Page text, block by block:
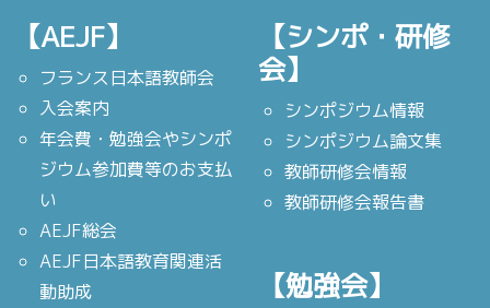
【AEJF】
フランス日本語教師会
入会案内
年会費・勉強会やシンポ
ジウム参加費等のお支払
い
AEJF総会
AEJF日本語教育関連活
動助成
【シンポ・研修
会】
シンポジウム情報
シンポジウム論文集
教師研修会情報
教師研修会報告書
【勉強会】